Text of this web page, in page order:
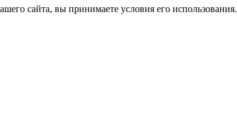
сайта, вы принимаете условия его использования.